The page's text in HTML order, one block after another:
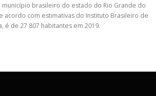
município brasileiro do estado do Rio Grande do
acordo com estimativas do Instituto Brasileiro de
é de 27 807 habitantes em 2019.